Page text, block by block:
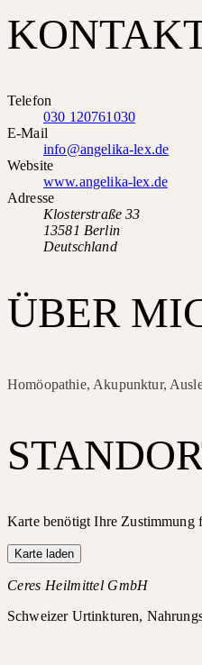
Telefon
030 120761030
E-Mail
info@angelika-lex.de
Website
www.angelika-lex.de
Adresse
Klosterstraße 33
13581 Berlin
Deutschland
ÜBER
Homöopathie, Akupunktur,
Karte benötigt Ihre Zustimmung
Karte laden
Ceres Heilmittel GmbH
Schweizer Urtinkturen,